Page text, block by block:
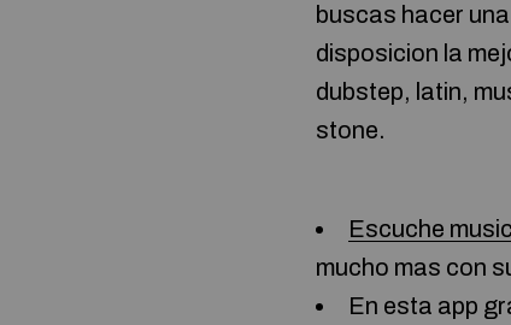
buscas hacer
disposicion la
dubstep, latin,
stone.
Escuche
mucho mas con
En esta app